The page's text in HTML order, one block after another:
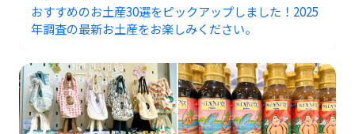
おすすめのお土産30選をピックアップしました！2025
年調査の最新お土産をお楽しみください。